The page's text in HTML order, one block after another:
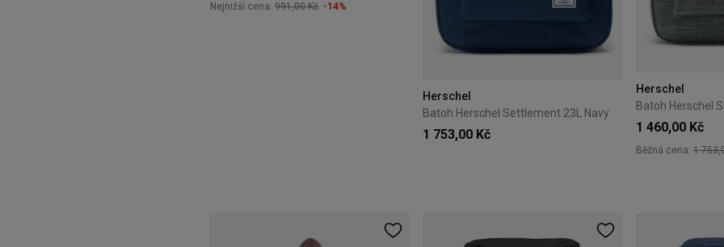
Nejnižší cena: 991,00 Kč -14%
Herschel
Batoh Herschel Settlement 23L Navy
1 753,00 Kč
Herschel
1 460,00 Kč
Běžná cena: 1